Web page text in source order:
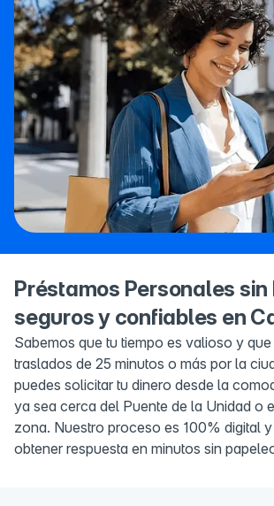
Préstamos Personales sin
seguros y confiables en
Sabemos que tu tiempo es valioso y
traslados de 25 minutos o más por la
puedes solicitar tu dinero desde la
ya sea cerca del Puente de la Unidad o
zona. Nuestro proceso es 100% digital y
obtener respuesta en minutos sin